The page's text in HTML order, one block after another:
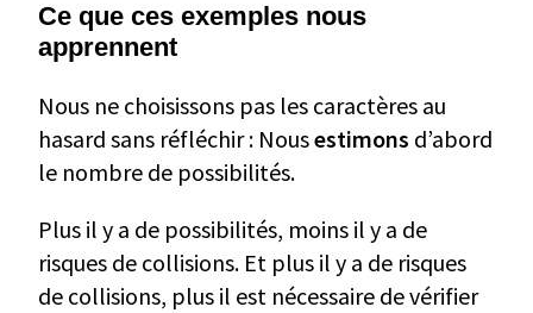
Ce que ces exemples nous
apprennent
Nous ne choisissons pas les caractères au
hasard sans réfléchir : Nousestimons d’abord
le nombre de possibilités.
Plus il y a de possibilités, moins il y a de
risques de collisions. Et plus il y a de risques
de collisions, plus il est nécessaire de vérifier